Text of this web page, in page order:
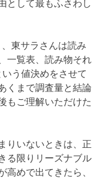
として最もふさわし
東サラさんは読み
一覧表、読み物それ
う値決めをさせて
くまで調査量と結論
もご理解いただけた
りいないときは、正
る限りリーズナブル
めで出てきたら、